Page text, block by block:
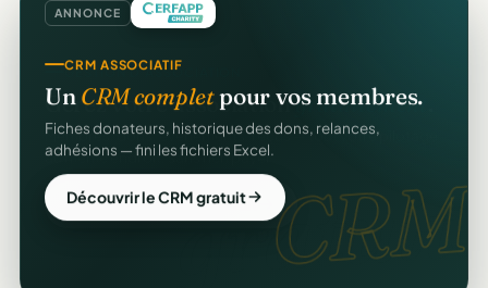
ANNONCE
CRM.
CRM ASSOCIATIF
Un CRM completpour vos membres.
Fiches donateurs, historique des dons, relances,
adhésions — fini les fichiers Excel.
Découvrir le CRM gratuit